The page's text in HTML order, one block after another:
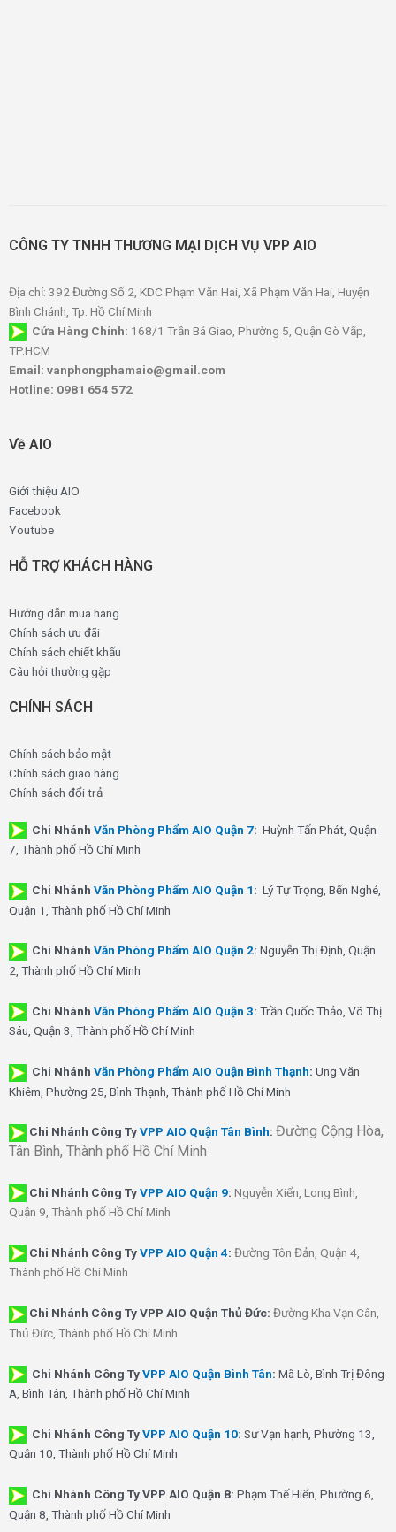
CÔNG TY TNHH THƯƠNG MẠI DỊCH VỤ VPP AIO
Địa chỉ: 392 Đường Số 2, KDC Phạm Văn Hai, Xã Phạm Văn Hai, Huyện
Bình Chánh, Tp. Hồ Chí Minh
Cửa Hàng Chính: 168/1 Trần Bá Giao, Phường 5, Quận Gò Vấp,
TP.HCM
Email: vanphongphamaio@gmail.com
Hotline: 0981 654 572
Về AIO
Giới thiệu AIO
Facebook
Youtube
HỖ TRỢ KHÁCH HÀNG
Hướng dẫn mua hàng
Chính sách ưu đãi
Chính sách chiết khấu
Câu hỏi thường gặp
CHÍNH SÁCH
Chính sách bảo mật
Chính sách giao hàng
Chính sách đổi trả
Chi Nhánh Văn Phòng Phẩm AIO Quận 7: Huỳnh Tấn Phát, Quận
7, Thành phố Hồ Chí Minh
Chi Nhánh Văn Phòng Phẩm AIO Quận 1: Lý Tự Trọng, Bến Nghé,
Quận 1, Thành phố Hồ Chí Minh
Chi Nhánh Văn Phòng Phẩm AIO Quận 2: Nguyễn Thị Định, Quận
2, Thành phố Hồ Chí Minh
Chi Nhánh Văn Phòng Phẩm AIO Quận 3: Trần Quốc Thảo, Võ Thị
Sáu, Quận 3, Thành phố Hồ Chí Minh
Chi Nhánh Văn Phòng Phẩm AIO Quận Bình Thạnh: Ung Văn
Khiêm, Phường 25, Bình Thạnh, Thành phố Hồ Chí Minh
Chi Nhánh Công TyVPP AIO Quận Tân Bình: Đường Cộng Hòa,
Tân Bình, Thành phố Hồ Chí Minh
Chi Nhánh Công TyVPP AIO Quận 9: Nguyễn Xiển, Long Bình,
Quận 9, Thành phố Hồ Chí Minh
Chi Nhánh Công TyVPP AIO Quận 4: Đường Tôn Đản, Quận 4,
Thành phố Hồ Chí Minh
Chi Nhánh Công Ty VPP AIO Quận Thủ Đức: Đường Kha Vạn Cân,
Thủ Đức, Thành phố Hồ Chí Minh
Chi Nhánh Công TyVPP AIO Quận Bình Tân: Mã Lò, Bình Trị Đông
A, Bình Tân, Thành phố Hồ Chí Minh
Chi Nhánh Công TyVPP AIO Quận 10: Sư Vạn hạnh, Phường 13,
Quận 10, Thành phố Hồ Chí Minh
Chi Nhánh Công Ty VPP AIO Quận 8: Phạm Thế Hiển, Phường 6,
Quận 8, Thành phố Hồ Chí Minh